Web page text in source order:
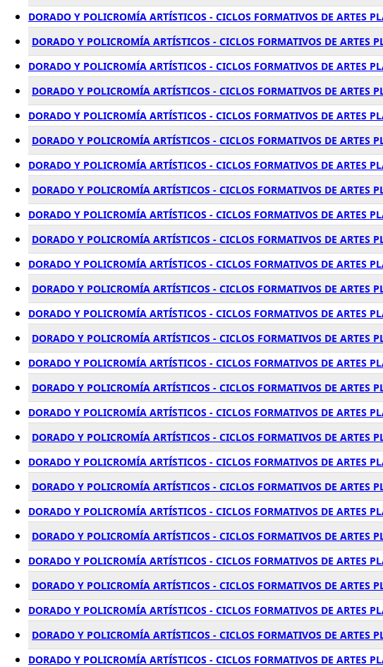
DORADO Y POLICROMÍA ARTÍSTICOS - CICLOS FORMATIVOS DE ARTES
DORADO Y POLICROMÍA ARTÍSTICOS - CICLOS FORMATIVOS DE ARTES
DORADO Y POLICROMÍA ARTÍSTICOS - CICLOS FORMATIVOS DE ARTES
DORADO Y POLICROMÍA ARTÍSTICOS - CICLOS FORMATIVOS DE ARTES
DORADO Y POLICROMÍA ARTÍSTICOS - CICLOS FORMATIVOS DE ARTES
DORADO Y POLICROMÍA ARTÍSTICOS - CICLOS FORMATIVOS DE ARTES
DORADO Y POLICROMÍA ARTÍSTICOS - CICLOS FORMATIVOS DE ARTES
DORADO Y POLICROMÍA ARTÍSTICOS - CICLOS FORMATIVOS DE ARTES
DORADO Y POLICROMÍA ARTÍSTICOS - CICLOS FORMATIVOS DE ARTES
DORADO Y POLICROMÍA ARTÍSTICOS - CICLOS FORMATIVOS DE ARTES
DORADO Y POLICROMÍA ARTÍSTICOS - CICLOS FORMATIVOS DE ARTES
DORADO Y POLICROMÍA ARTÍSTICOS - CICLOS FORMATIVOS DE ARTES
DORADO Y POLICROMÍA ARTÍSTICOS - CICLOS FORMATIVOS DE ARTES
DORADO Y POLICROMÍA ARTÍSTICOS - CICLOS FORMATIVOS DE ARTES
DORADO Y POLICROMÍA ARTÍSTICOS - CICLOS FORMATIVOS DE ARTES
DORADO Y POLICROMÍA ARTÍSTICOS - CICLOS FORMATIVOS DE ARTES
DORADO Y POLICROMÍA ARTÍSTICOS - CICLOS FORMATIVOS DE ARTES
DORADO Y POLICROMÍA ARTÍSTICOS - CICLOS FORMATIVOS DE ARTES
DORADO Y POLICROMÍA ARTÍSTICOS - CICLOS FORMATIVOS DE ARTES
DORADO Y POLICROMÍA ARTÍSTICOS - CICLOS FORMATIVOS DE ARTES
DORADO Y POLICROMÍA ARTÍSTICOS - CICLOS FORMATIVOS DE ARTES
DORADO Y POLICROMÍA ARTÍSTICOS - CICLOS FORMATIVOS DE ARTES
DORADO Y POLICROMÍA ARTÍSTICOS - CICLOS FORMATIVOS DE ARTES
DORADO Y POLICROMÍA ARTÍSTICOS - CICLOS FORMATIVOS DE ARTES
DORADO Y POLICROMÍA ARTÍSTICOS - CICLOS FORMATIVOS DE ARTES
DORADO Y POLICROMÍA ARTÍSTICOS - CICLOS FORMATIVOS DE ARTES
DORADO Y POLICROMÍA ARTÍSTICOS - CICLOS FORMATIVOS DE ARTES